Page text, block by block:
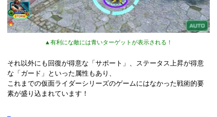
▲有利にな敵には青いターゲットが表示される！
それ以外にも回復が得意な「サポート」、ステータス上昇が得意
な「ガード」といった属性もあり、
これまでの仮面ライダーシリーズのゲームにはなかった戦術的要
素が盛り込まれています！